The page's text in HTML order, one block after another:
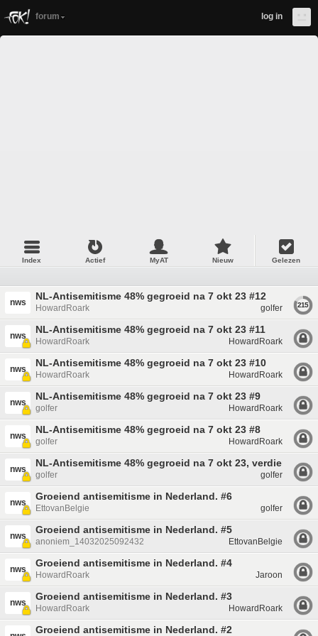
forum log in
Index Actief MyAT Nieuw Gelezen
nws
NL-Antisemitisme 48% gegroeid na 7 okt 23 #12
HowardRoark golfer 215
nws
NL-Antisemitisme 48% gegroeid na 7 okt 23 #11
HowardRoark HowardRoark
nws
NL-Antisemitisme 48% gegroeid na 7 okt 23 #10
HowardRoark HowardRoark
nws
NL-Antisemitisme 48% gegroeid na 7 okt 23 #9
golfer HowardRoark
nws
NL-Antisemitisme 48% gegroeid na 7 okt 23 #8
golfer HowardRoark
nws
NL-Antisemitisme 48% gegroeid na 7 okt 23,
golfer golfer
nws
Groeiend antisemitisme in Nederland. #6
EttovanBelgie golfer
nws
Groeiend antisemitisme in Nederland. #5
anoniem_14032025092432 EttovanBelgie
nws
Groeiend antisemitisme in Nederland. #4
HowardRoark Jaroon
nws
Groeiend antisemitisme in Nederland. #3
HowardRoark HowardRoark
Groeiend antisemitisme in Nederland. #2